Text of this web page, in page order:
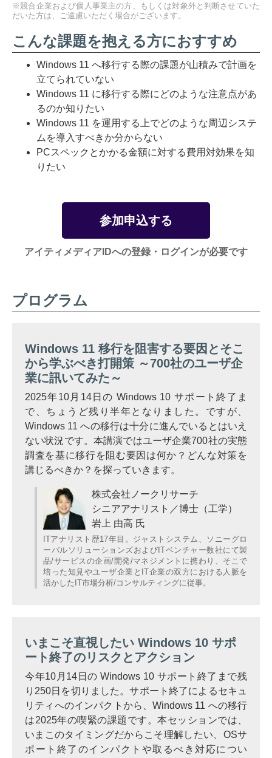
※競合企業および個人事業主の方、もしくは対象外と判断させていた
だいた方は、ご遠慮いただく場合がございます。
こんな課題を抱える方におすすめ
Windows 11 へ移行する際の課題が山積みで計画を
立てられていない
Windows 11 に移行する際にどのような注意点があ
るのか知りたい
Windows 11 を運用する上でどのような周辺システ
ムを導入すべきか分からない
PCスペックとかかる金額に対する費用対効果を知
りたい
参加申込する
アイティメディアIDへの登録・ログインが必要です
プログラム
Windows 11 移行を阻害する要因とそこ
から学ぶべき打開策 ～700社のユーザ企
業に訊いてみた～
2025年10月14日の Windows 10 サポート終了ま
で、ちょうど残り半年となりました。ですが、
Windows 11 への移行は十分に進んでいるとはいえ
ない状況です。本講演ではユーザ企業700社の実態
調査を基に移行を阻む要因は何か？どんな対策を
講じるべきか？を探っていきます。
株式会社ノークリサーチ
シニアアナリスト／博士（工学）
岩上 由高 氏
ITアナリスト歴17年目。ジャストシステム、ソニーグロ
ーバルソリューションズおよびITベンチャー数社にて製
品/サービスの企画/開発/マネジメントに携わり、そこで
培った知見やユーザ企業とIT企業の双方における人脈を
活かしたIT市場分析/コンサルティングに従事。
いまこそ直視したい Windows 10 サポ
ート終了のリスクとアクション
今年10月14日の Windows 10 サポート終了まで残
り250日を切りました。サポート終了によるセキュ
リティへのインパクトから、Windows 11 への移行
は2025年の喫緊の課題です。本セッションでは、
いまこのタイミングだからこそ理解したい、OSサ
ポート終了のインパクトや取るべき対応につい